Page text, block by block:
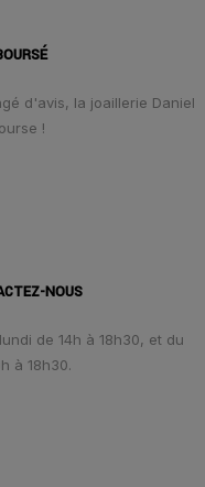
d'avis, la joaillerie Daniel
!
NOUS
de 14h à 18h30, et du
à 18h30.